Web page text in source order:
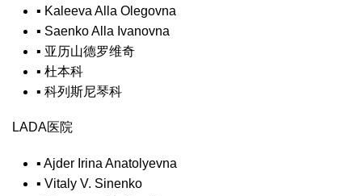
▪ Kaleeva Alla Olegovna
▪ Saenko Alla Ivanovna
▪ 亚历山德罗维奇
▪ 杜本科
▪ 科列斯尼琴科
LADA医院
▪ Ajder Irina Anatolyevna
▪ Vitaly V. Sinenko